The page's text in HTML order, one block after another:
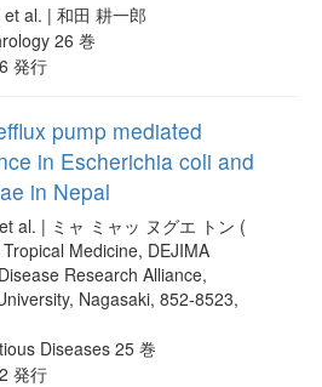
al. | 和田 耕一郎
26 巻
発行
pump mediated
in Escherichia coli and
in Nepal
al. | ミャ ミャッ ヌグエ トン (
Medicine, DEJIMA
Research Alliance,
Nagasaki, 852-8523,
Diseases 25 巻
発行